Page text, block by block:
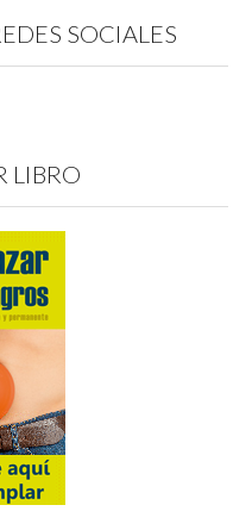
SOCIALES
LIBRO